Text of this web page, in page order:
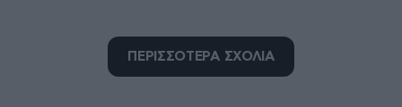
Samothraki 15·01·2023 14:53
To 1906 genithike o Aristotelis Onasis
ΠΕΡΙΣΣΟΤΕΡΑ ΣΧΟΛΙΑ